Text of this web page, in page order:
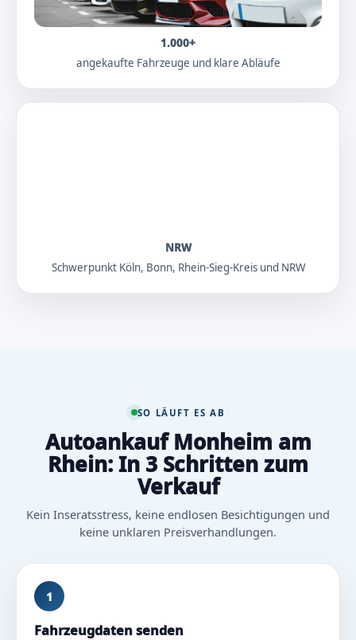
1.000+
angekaufte Fahrzeuge und klare Abläufe
NRW
Schwerpunkt Köln, Bonn, Rhein-Sieg-Kreis und NRW
SO LÄUFT ES AB
Autoankauf Monheim am
Rhein: In 3 Schritten zum
Verkauf
Kein Inseratsstress, keine endlosen Besichtigungen und
keine unklaren Preisverhandlungen.
1
Fahrzeugdaten senden